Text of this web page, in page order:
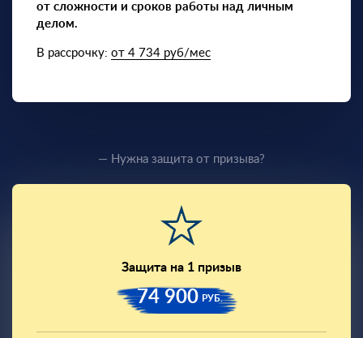
от сложности и сроков работы над личным
делом.
В рассрочку: от 4 734 руб/мес
— Нужна защита от призыва?
Защита на 1 призыв
74 900 РУБ.